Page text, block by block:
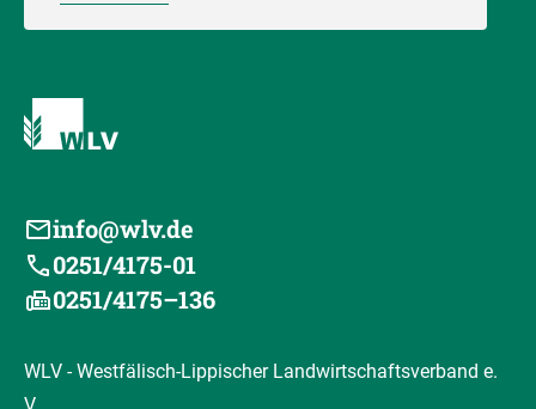
info@wlv.de
0251/4175-01
0251/4175–136
WLV - Westfälisch-Lippischer Landwirtschaftsverband e.